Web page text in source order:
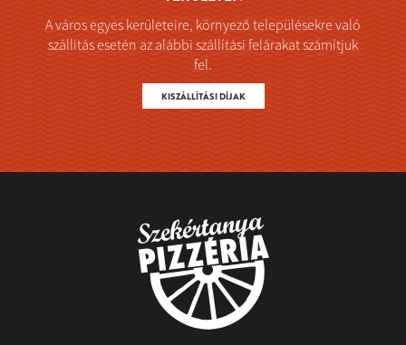
A város egyes kerületeire, környező településekre való
szállítás esetén az alábbi szállítási felárakat számítjuk
fel.
KISZÁLLÍTÁSI DÍJAK